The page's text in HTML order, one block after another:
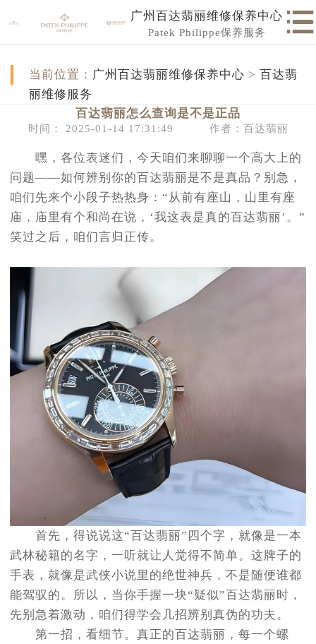
广州百达翡丽维修保养中心
Patek Philippe保养服务
当前位置： 广州百达翡丽维修保养中心 > 百达翡
丽维修服务
百达翡丽怎么查询是不是正品
时间： 2025-01-14 17:31:49 作者：百达翡丽
嘿，各位表迷们，今天咱们来聊聊一个高大上的
问题——如何辨别你的百达翡丽是不是真品？别急，
咱们先来个小段子热热身：“从前有座山，山里有座
庙，庙里有个和尚在说，‘我这表是真的百达翡丽’。”
笑过之后，咱们言归正传。
首先，得说说这“百达翡丽”四个字，就像是一本
武林秘籍的名字，一听就让人觉得不简单。这牌子的
手表，就像是武侠小说里的绝世神兵，不是随便谁都
能驾驭的。所以，当你手握一块“疑似”百达翡丽时，
先别急着激动，咱们得学会几招辨别真伪的功夫。
第一招，看细节。真正的百达翡丽，每一个螺